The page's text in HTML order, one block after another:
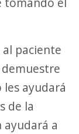
ayudará
de la
ayudará a